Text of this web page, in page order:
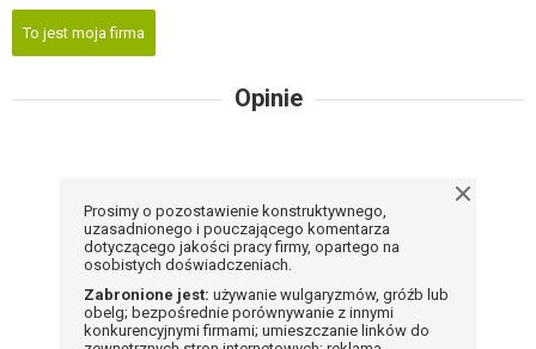
To jest moja firma
Opinie
Prosimy o pozostawienie konstruktywnego,
uzasadnionego i pouczającego komentarza
dotyczącego jakości pracy firmy, opartego na
osobistych doświadczeniach.
Zabronione jest: używanie wulgaryzmów, gróźb lub
obelg; bezpośrednie porównywanie z innymi
konkurencyjnymi firmami; umieszczanie linków do